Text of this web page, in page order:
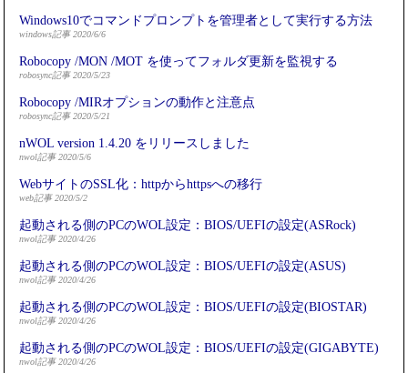
Windows10でコマンドプロンプトを管理者として実行する方法
windows記事 2020/6/6
Robocopy /MON /MOT を使ってフォルダ更新を監視する
robosync記事 2020/5/23
Robocopy /MIRオプションの動作と注意点
robosync記事 2020/5/21
nWOL version 1.4.20 をリリースしました
nwol記事 2020/5/6
WebサイトのSSL化：httpからhttpsへの移行
web記事 2020/5/2
起動される側のPCのWOL設定：BIOS/UEFIの設定(ASRock)
nwol記事 2020/4/26
起動される側のPCのWOL設定：BIOS/UEFIの設定(ASUS)
nwol記事 2020/4/26
起動される側のPCのWOL設定：BIOS/UEFIの設定(BIOSTAR)
nwol記事 2020/4/26
起動される側のPCのWOL設定：BIOS/UEFIの設定(GIGABYTE)
nwol記事 2020/4/26